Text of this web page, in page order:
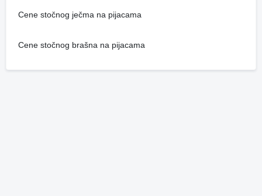
Cene stočnog ječma na pijacama
Cene stočnog brašna na pijacama